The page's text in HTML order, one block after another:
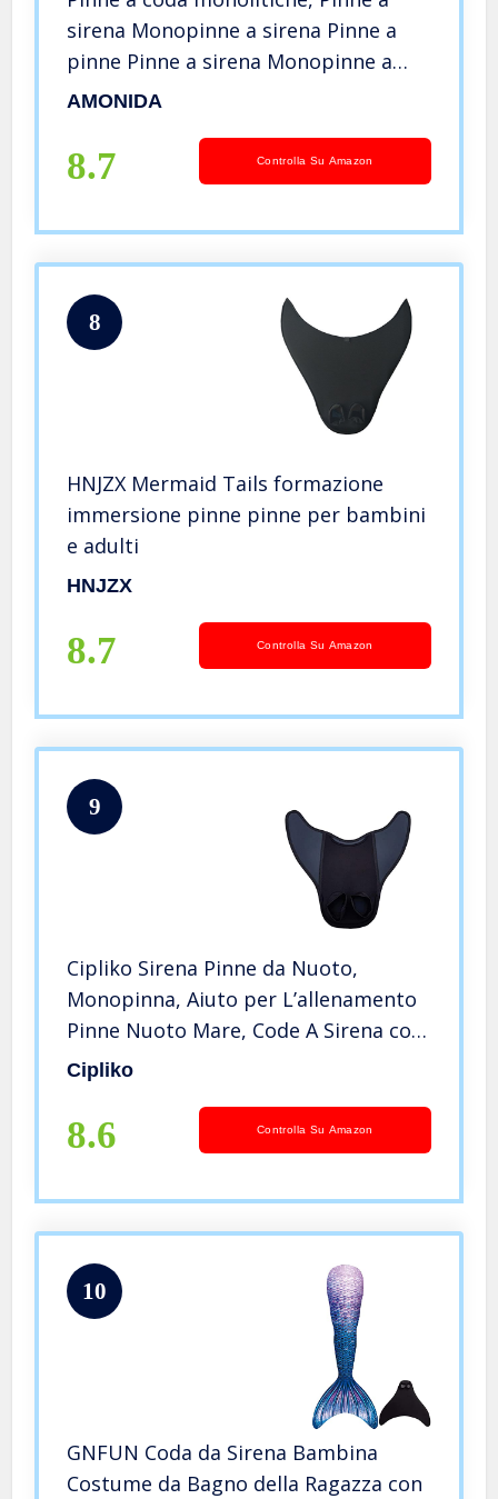
sirena Monopinne a sirena Pinne a
pinne Pinne a sirena Monopinne a
sirena per bambini per il nuoto
AMONIDA
8.7 Controlla Su Amazon
8
HNJZX Mermaid Tails formazione
immersione pinne pinne per bambini
e adulti
HNJZX
8.7 Controlla Su Amazon
9
Cipliko Sirena Pinne da Nuoto,
Monopinna, Aiuto per L’allenamento
Pinne Nuoto Mare, Code A Sirena con
Monopinna per Nuoto per Bambini E
Cipliko
8.6 Controlla Su Amazon
10
GNFUN Coda da Sirena Bambina
Costume da Bagno della Ragazza con